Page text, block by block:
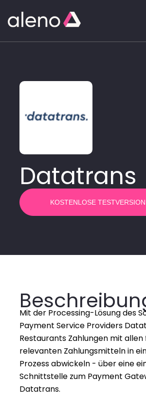
Datatrans
KOSTENLOSE TESTVERSION
Mit der Processing-Lösung des
Payment Service Providers
Restaurants Zahlungen mit allen
relevanten Zahlungsmitteln in
Prozess abwickeln - über eine
Schnittstelle zum Payment
Datatrans.